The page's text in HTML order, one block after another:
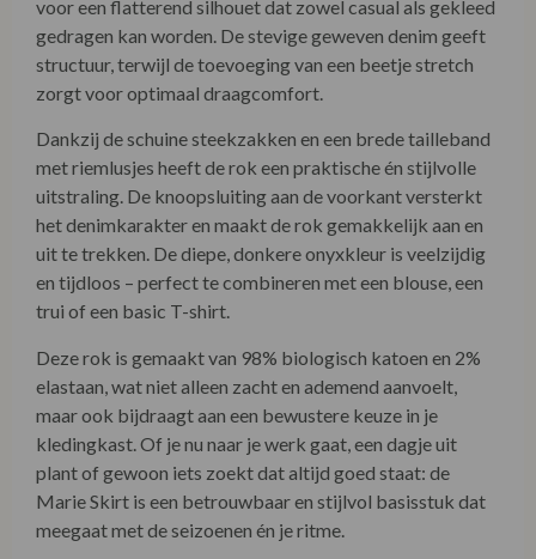
voor een flatterend silhouet dat zowel casual als gekleed
gedragen kan worden. De stevige geweven denim geeft
structuur, terwijl de toevoeging van een beetje stretch
zorgt voor optimaal draagcomfort.
Dankzij de schuine steekzakken en een brede tailleband
met riemlusjes heeft de rok een praktische én stijlvolle
uitstraling. De knoopsluiting aan de voorkant versterkt
het denimkarakter en maakt de rok gemakkelijk aan en
uit te trekken. De diepe, donkere onyxkleur is veelzijdig
en tijdloos – perfect te combineren met een blouse, een
trui of een basic T-shirt.
Deze rok is gemaakt van 98% biologisch katoen en 2%
elastaan, wat niet alleen zacht en ademend aanvoelt,
maar ook bijdraagt aan een bewustere keuze in je
kledingkast. Of je nu naar je werk gaat, een dagje uit
plant of gewoon iets zoekt dat altijd goed staat: de
Marie Skirt is een betrouwbaar en stijlvol basisstuk dat
meegaat met de seizoenen én je ritme.